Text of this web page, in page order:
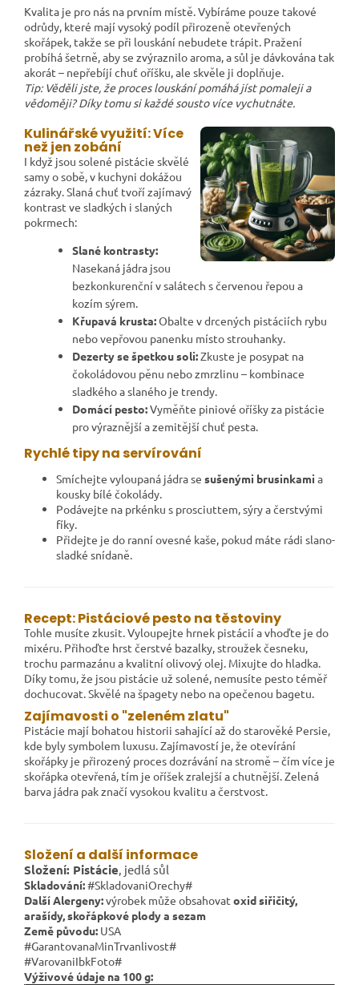
Kvalita je pro nás na prvním místě. Vybíráme pouze takové
odrůdy, které mají vysoký podíl přirozeně otevřených
skořápek, takže se při louskání nebudete trápit. Pražení
probíhá šetrně, aby se zvýraznilo aroma, a sůl je dávkována tak
akorát – nepřebíjí chuť oříšku, ale skvěle ji doplňuje.
Tip: Věděli jste, že proces louskání pomáhá jíst pomaleji a
vědoměji? Díky tomu si každé sousto více vychutnáte.
Kulinářské využití: Více
než jen zobání
I když jsou solené pistácie skvělé
samy o sobě, v kuchyni dokážou
zázraky. Slaná chuť tvoří zajímavý
kontrast ve sladkých i slaných
pokrmech:
Slané kontrasty:
Nasekaná jádra jsou
bezkonkurenční v salátech s červenou řepou a
kozím sýrem.
Křupavá krusta:Obalte v drcených pistáciích rybu
nebo vepřovou panenku místo strouhanky.
Dezerty se špetkou soli:Zkuste je posypat na
čokoládovou pěnu nebo zmrzlinu – kombinace
sladkého a slaného je trendy.
Domácí pesto:Vyměňte piniové oříšky za pistácie
pro výraznější a zemitější chuť pesta.
Rychlé tipy na servírování
Smíchejte vyloupaná jádra se sušenými brusinkami a
kousky bílé čokolády.
Podávejte na prkénku s prosciuttem, sýry a čerstvými
fíky.
Přidejte je do ranní ovesné kaše, pokud máte rádi slano-
sladké snídaně.
Recept: Pistáciové pesto na těstoviny
Tohle musíte zkusit. Vyloupejte hrnek pistácií a vhoďte je do
mixéru. Přihoďte hrst čerstvé bazalky, stroužek česneku,
trochu parmazánu a kvalitní olivový olej. Mixujte do hladka.
Díky tomu, že jsou pistácie už solené, nemusíte pesto téměř
dochucovat. Skvělé na špagety nebo na opečenou bagetu.
Zajímavosti o "zeleném zlatu"
Pistácie mají bohatou historii sahající až do starověké Persie,
kde byly symbolem luxusu. Zajímavostí je, že otevírání
skořápky je přirozený proces dozrávání na stromě – čím více je
skořápka otevřená, tím je oříšek zralejší a chutnější. Zelená
barva jádra pak značí vysokou kvalitu a čerstvost.
Složení a další informace
Složení: Pistácie, jedlá sůl
Skladování:#SkladovaniOrechy#
Další Alergeny:výrobek může obsahovat oxid siřičitý,
arašídy, skořápkové plody a sezam
Země původu: USA
#GarantovanaMinTrvanlivost#
#VarovaniIbkFoto#
Výživové údaje na 100 g: